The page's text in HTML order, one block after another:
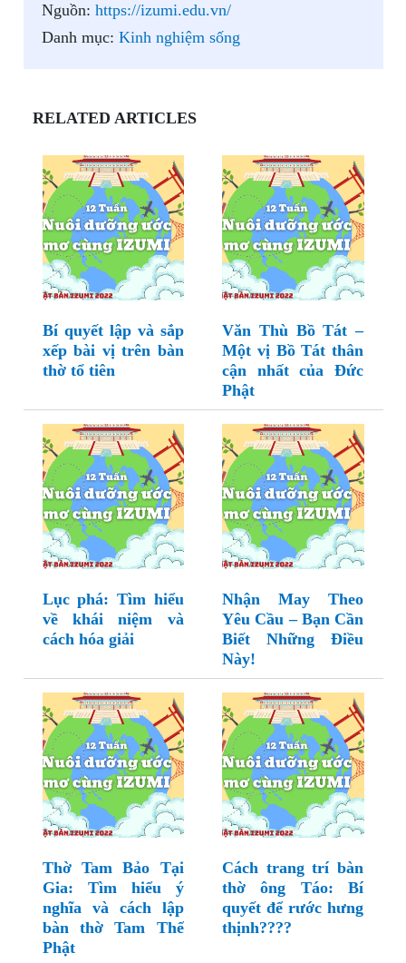
Nguồn: https://izumi.edu.vn/
Danh mục: Kinh nghiệm sống
RELATED ARTICLES
Bí quyết lập và sắp
xếp bài vị trên bàn
thờ tổ tiên
Văn Thù Bồ Tát –
Một vị Bồ Tát thân
cận nhất của Đức
Phật
Lục phá: Tìm hiểu
về khái niệm và
cách hóa giải
Nhận May Theo
Yêu Cầu – Bạn Cần
Biết Những Điều
Này!
Thờ Tam Bảo Tại
Gia: Tìm hiểu ý
nghĩa và cách lập
bàn thờ Tam Thế
Phật
Cách trang trí bàn
thờ ông Táo: Bí
quyết để rước hưng
thịnh????